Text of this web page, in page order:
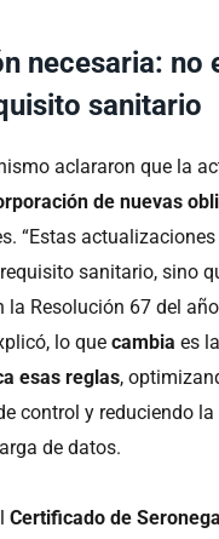
necesaria: no
sanitario
aclararon que la
de nuevas
“Estas
sanitario, sino
la Resolución 67 del
lo que cambia es la
esas reglas,
control y reduciendo
de datos.
Certificado de